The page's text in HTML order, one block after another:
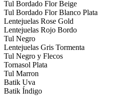
Tul Bordado Flor Beige
Tul Bordado Flor Blanco Plata
Lentejuelas Rose Gold
Lentejuelas Rojo Bordo
Tul Negro
Lentejuelas Gris Tormenta
Tul Negro y Flecos
Tornasol Plata
Tul Marron
Batik Uva
Batik Índigo